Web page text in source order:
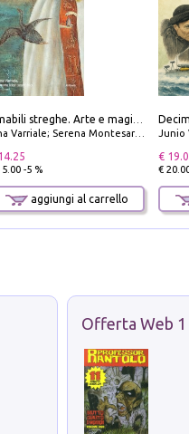
Varriale; Serena Montesarchio
-5 %
aggiungi al carrello
Junio
€
€
Offerta Web 1